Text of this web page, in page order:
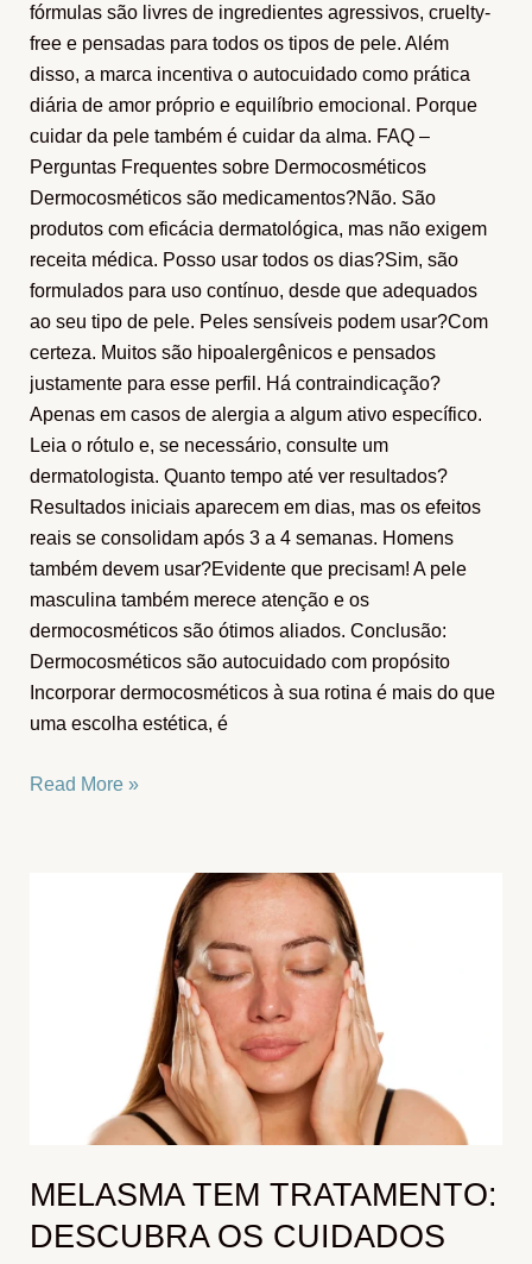
fórmulas são livres de ingredientes agressivos, cruelty-
free e pensadas para todos os tipos de pele. Além
disso, a marca incentiva o autocuidado como prática
diária de amor próprio e equilíbrio emocional. Porque
cuidar da pele também é cuidar da alma. FAQ –
Perguntas Frequentes sobre Dermocosméticos
Dermocosméticos são medicamentos?Não. São
produtos com eficácia dermatológica, mas não exigem
receita médica. Posso usar todos os dias?Sim, são
formulados para uso contínuo, desde que adequados
ao seu tipo de pele. Peles sensíveis podem usar?Com
certeza. Muitos são hipoalergênicos e pensados
justamente para esse perfil. Há contraindicação?
Apenas em casos de alergia a algum ativo específico.
Leia o rótulo e, se necessário, consulte um
dermatologista. Quanto tempo até ver resultados?
Resultados iniciais aparecem em dias, mas os efeitos
reais se consolidam após 3 a 4 semanas. Homens
também devem usar?Evidente que precisam! A pele
masculina também merece atenção e os
dermocosméticos são ótimos aliados. Conclusão:
Dermocosméticos são autocuidado com propósito
Incorporar dermocosméticos à sua rotina é mais do que
uma escolha estética, é
Read More »
MELASMA TEM TRATAMENTO:
DESCUBRA OS CUIDADOS